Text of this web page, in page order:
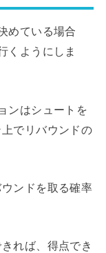
めている場合
くようにしま
ンはシュートを
でリバウンドの
ンドを取る確率
れば、得点でき